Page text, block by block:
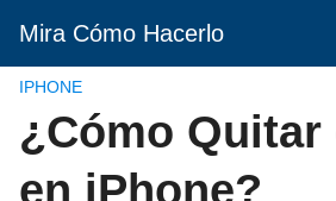
Mira Cómo Hacerlo
IPHONE
¿Cómo
en iPhone?